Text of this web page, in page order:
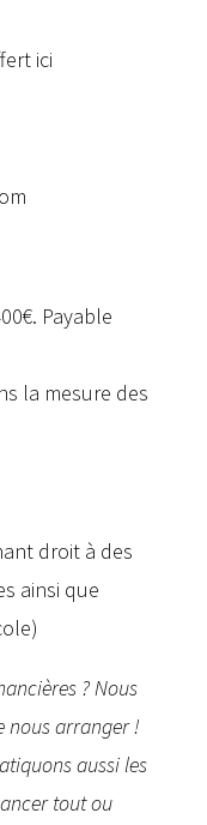
ici
Payable
la mesure des
droit à des
ainsi que
? Nous
nous arranger !
aussi les
tout ou